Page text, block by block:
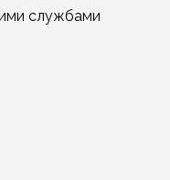
службами